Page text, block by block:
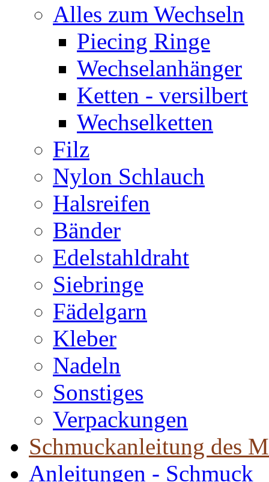
Alles zum Wechseln
Piecing Ringe
Wechselanhänger
Ketten - versilbert
Wechselketten
Filz
Nylon Schlauch
Halsreifen
Bänder
Edelstahldraht
Siebringe
Fädelgarn
Kleber
Nadeln
Sonstiges
Verpackungen
Schmuckanleitung des
Anleitungen - Schmuck